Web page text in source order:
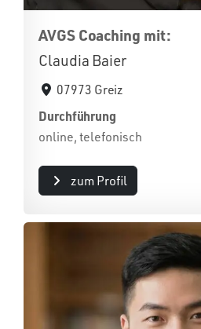
AVGS Coaching mit:
Claudia Baier
07973 Greiz
Durchführung
online, telefonisch
zum Profil